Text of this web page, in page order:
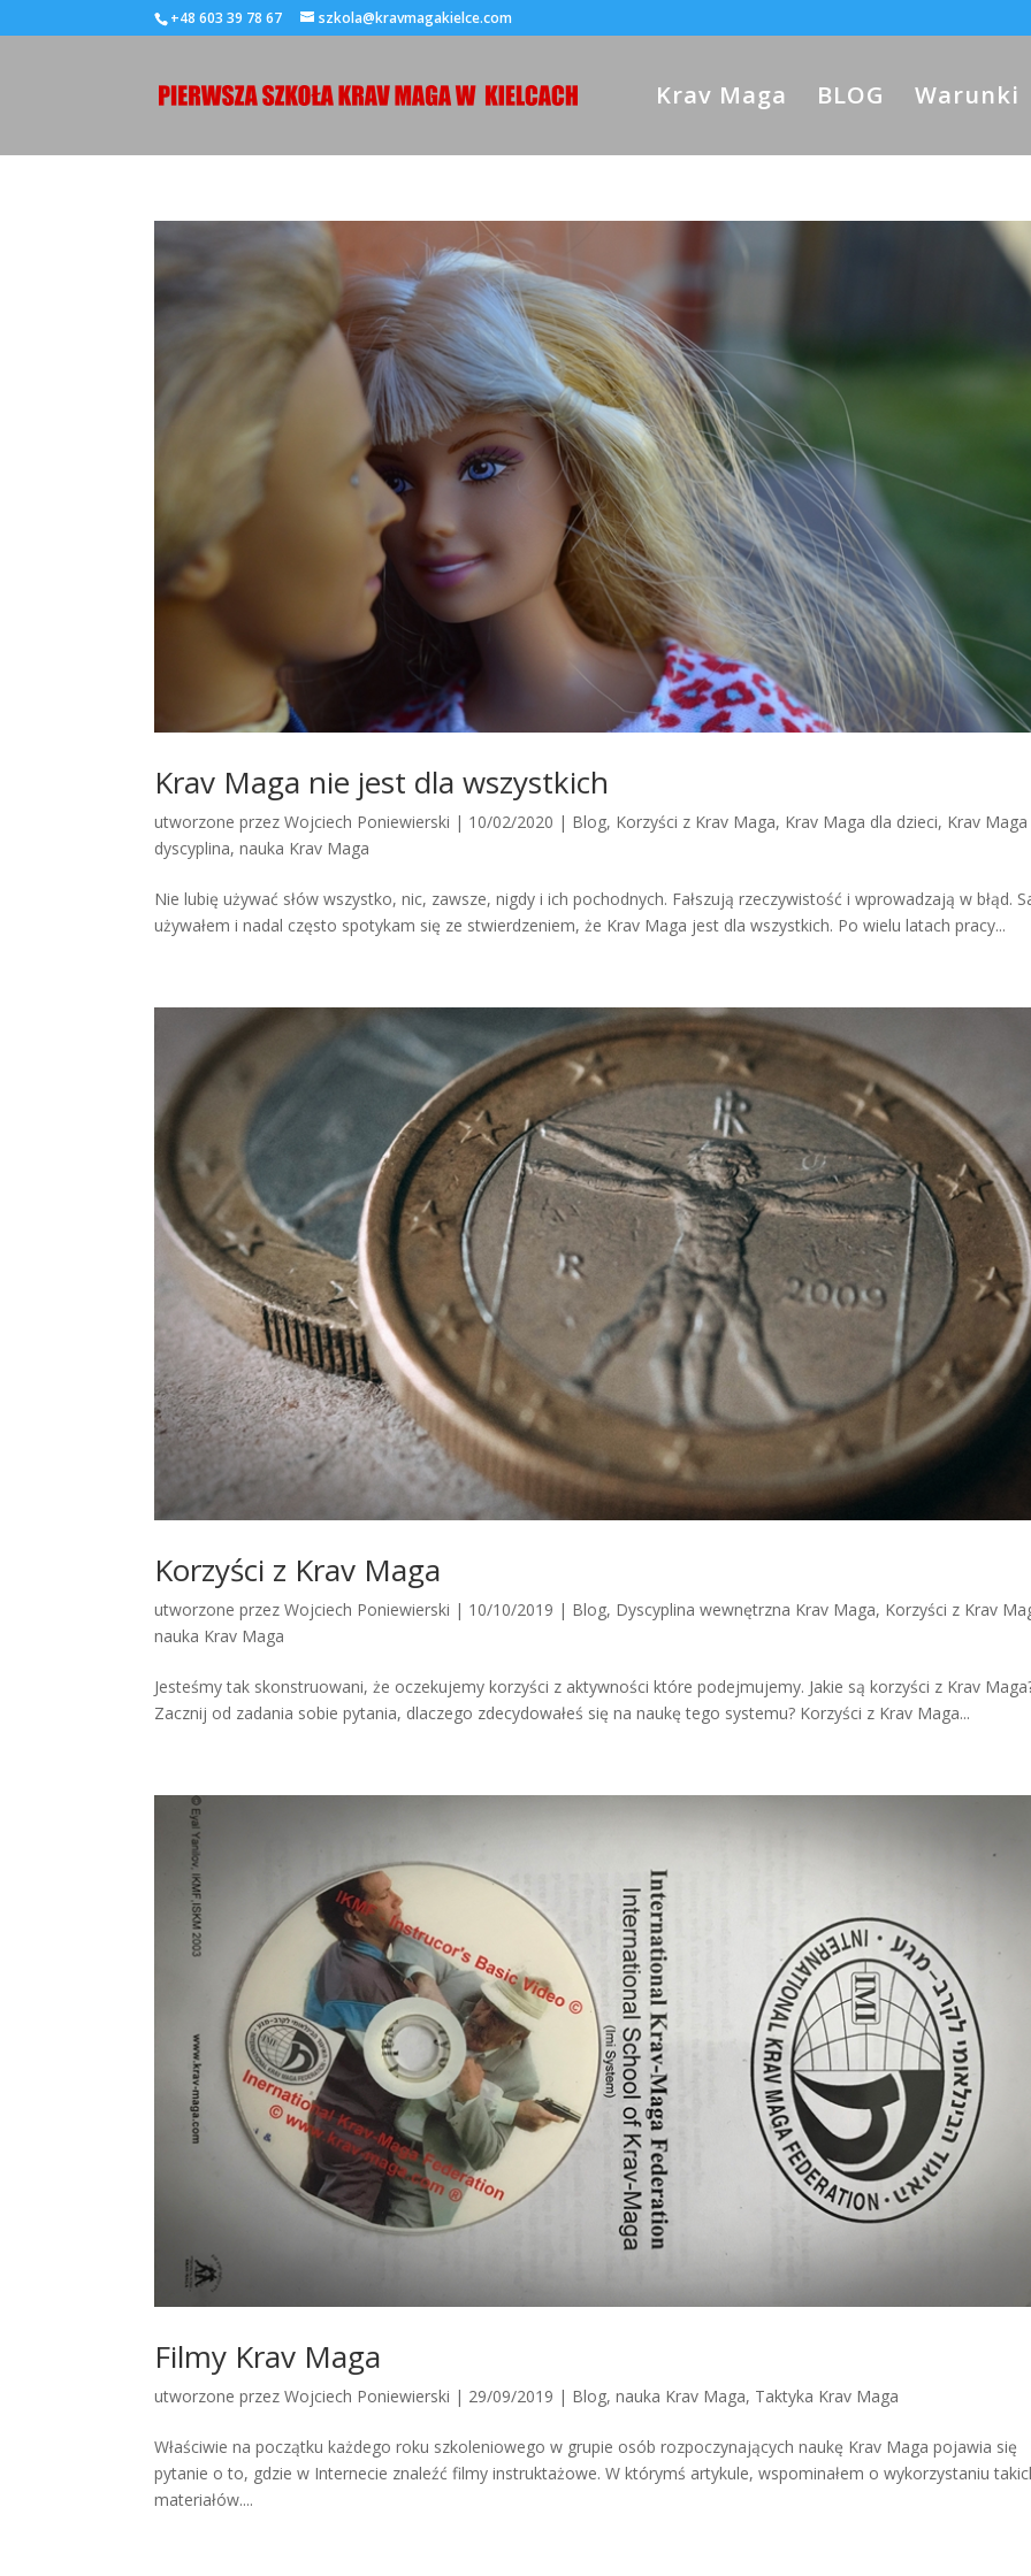
+48 603 39 78 67 szkola@kravmagakielce.com
Krav Maga BLOG Warunki
Krav Maga nie jest dla wszystkich
utworzone przezWojciech Poniewierski | 10/02/2020 | Blog, Korzyści z Krav Maga, Krav Maga dla dzieci, Krav Maga
dyscyplina,nauka Krav Maga
Nie lubię używać słów wszystko, nic, zawsze, nigdy i ich pochodnych. Fałszują rzeczywistość i wprowadzają w błąd.
używałem i nadal często spotykam się ze stwierdzeniem, że Krav Maga jest dla wszystkich. Po wielu latach pracy...
Korzyści z Krav Maga
utworzone przezWojciech Poniewierski | 10/10/2019 | Blog, Dyscyplina wewnętrzna Krav Maga, Korzyści z Krav
nauka Krav Maga
Jesteśmy tak skonstruowani, że oczekujemy korzyści z aktywności które podejmujemy. Jakie są korzyści z Krav
Zacznij od zadania sobie pytania, dlaczego zdecydowałeś się na naukę tego systemu? Korzyści z Krav Maga...
Filmy Krav Maga
utworzone przezWojciech Poniewierski | 29/09/2019 | Blog,nauka Krav Maga, Taktyka Krav Maga
Właściwie na początku każdego roku szkoleniowego w grupie osób rozpoczynających naukę Krav Maga pojawia się
pytanie o to, gdzie w Internecie znaleźć filmy instruktażowe. W którymś artykule, wspominałem o wykorzystaniu
materiałów....